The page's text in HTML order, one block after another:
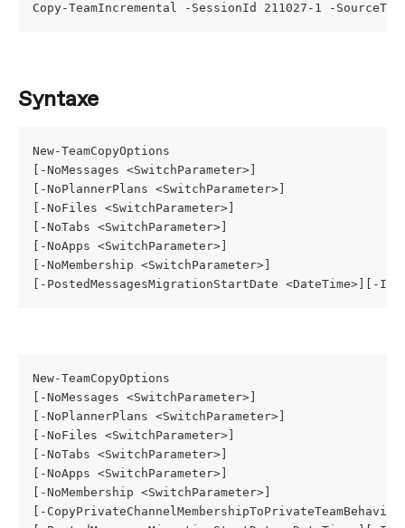
Copy-TeamIncremental -SessionId 211027-1 -
Syntaxe
New-TeamCopyOptions
[-NoMessages <SwitchParameter>]
[-NoPlannerPlans <SwitchParameter>]
[-NoFiles <SwitchParameter>]
[-NoTabs <SwitchParameter>]
[-NoApps <SwitchParameter>]
[-NoMembership <SwitchParameter>]
[-PostedMessagesMigrationStartDate
New-TeamCopyOptions
[-NoMessages <SwitchParameter>]
[-NoPlannerPlans <SwitchParameter>]
[-NoFiles <SwitchParameter>]
[-NoTabs <SwitchParameter>]
[-NoApps <SwitchParameter>]
[-NoMembership <SwitchParameter>]
[-